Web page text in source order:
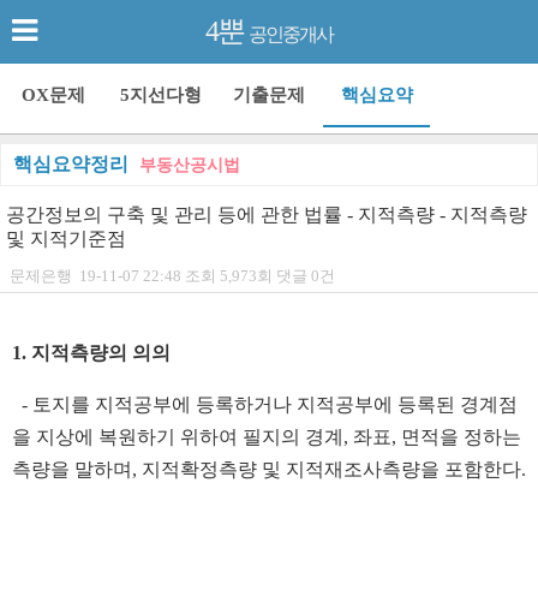
4뿐 공인중개사
OX문제 5지선다형 기출문제 핵심요약
핵심요약정리 부동산공시법
공간정보의 구축 및 관리 등에 관한 법률 - 지적측량 - 지적측량
및 지적기준점
문제은행 19-11-07 22:48 조회 5,973회 댓글 0건
1. 지적측량의 의의
- 토지를 지적공부에 등록하거나 지적공부에 등록된 경계점
을 지상에 복원하기 위하여 필지의 경계, 좌표, 면적을 정하는
측량을 말하며, 지적확정측량 및 지적재조사측량을 포함한다.